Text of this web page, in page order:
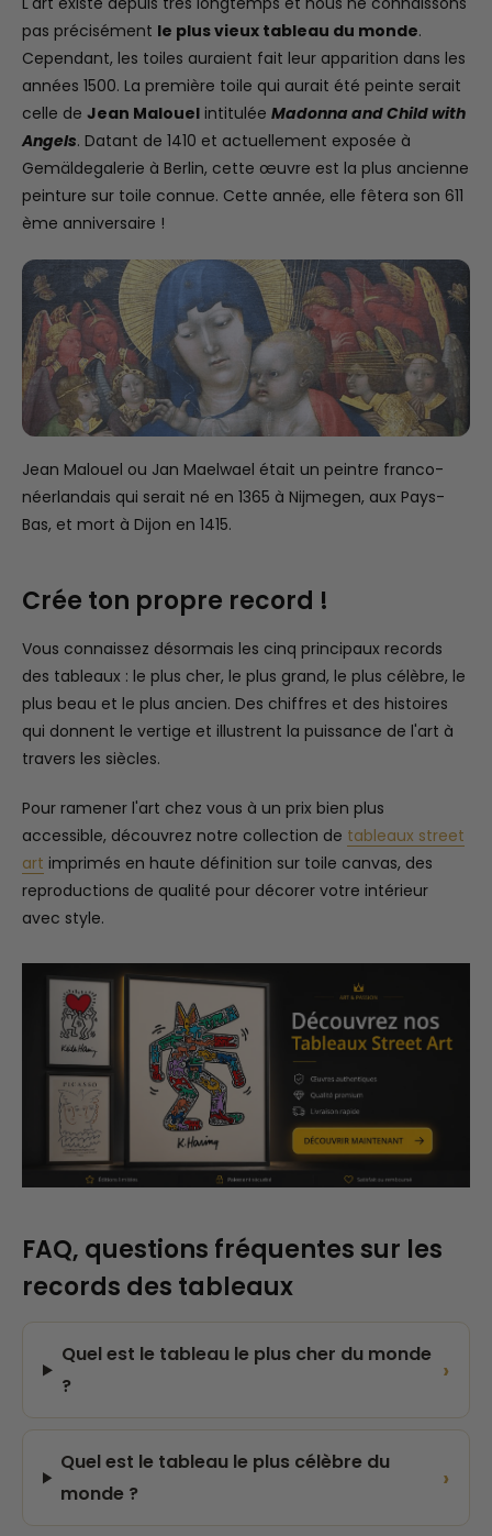
pas précisément le plus vieux tableau du monde.
Cependant, les toiles auraient fait leur apparition dans les
années 1500. La première toile qui aurait été peinte serait
celle de Jean Malouel intitulée Madonna and Child with
Angels. Datant de 1410 et actuellement exposée à
Gemäldegalerie à Berlin, cette œuvre est la plus ancienne
peinture sur toile connue. Cette année, elle fêtera son 611
ème anniversaire !
Jean Malouel ou Jan Maelwael était un peintre franco-
néerlandais qui serait né en 1365 à Nijmegen, aux Pays-
Bas, et mort à Dijon en 1415.
Crée ton propre record !
Vous connaissez désormais les cinq principaux records
des tableaux : le plus cher, le plus grand, le plus célèbre, le
plus beau et le plus ancien. Des chiffres et des histoires
qui donnent le vertige et illustrent la puissance de l'art à
travers les siècles.
Pour ramener l'art chez vous à un prix bien plus
accessible, découvrez notre collection de tableaux street
art imprimés en haute définition sur toile canvas, des
reproductions de qualité pour décorer votre intérieur
avec style.
FAQ, questions fréquentes sur les
records des tableaux
Quel est le tableau le plus cher du monde
?
›
Quel est le tableau le plus célèbre du
monde ?
›